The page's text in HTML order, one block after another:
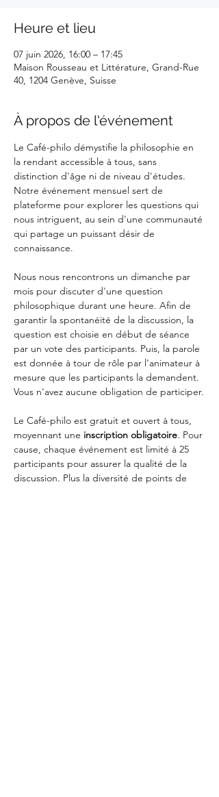
Heure et lieu
07 juin 2026, 16:00 – 17:45
Maison Rousseau et Littérature, Grand-Rue
40, 1204 Genève, Suisse
À propos de l'événement
Le Café-philo démystifie la philosophie en
la rendant accessible à tous, sans
distinction d'âge ni de niveau d'études.
Notre événement mensuel sert de
plateforme pour explorer les questions qui
nous intriguent, au sein d'une communauté
qui partage un puissant désir de
connaissance.
Nous nous rencontrons un dimanche par
mois pour discuter d'une question
philosophique durant une heure. Afin de
garantir la spontanéité de la discussion, la
question est choisie en début de séance
par un vote des participants. Puis, la parole
est donnée à tour de rôle par l'animateur à
mesure que les participants la demandent.
Vous n'avez aucune obligation de participer.
Le Café-philo est gratuit et ouvert à tous,
moyennant une inscription obligatoire. Pour
cause, chaque événement est limité à 25
participants pour assurer la qualité de la
discussion. Plus la diversité de points de